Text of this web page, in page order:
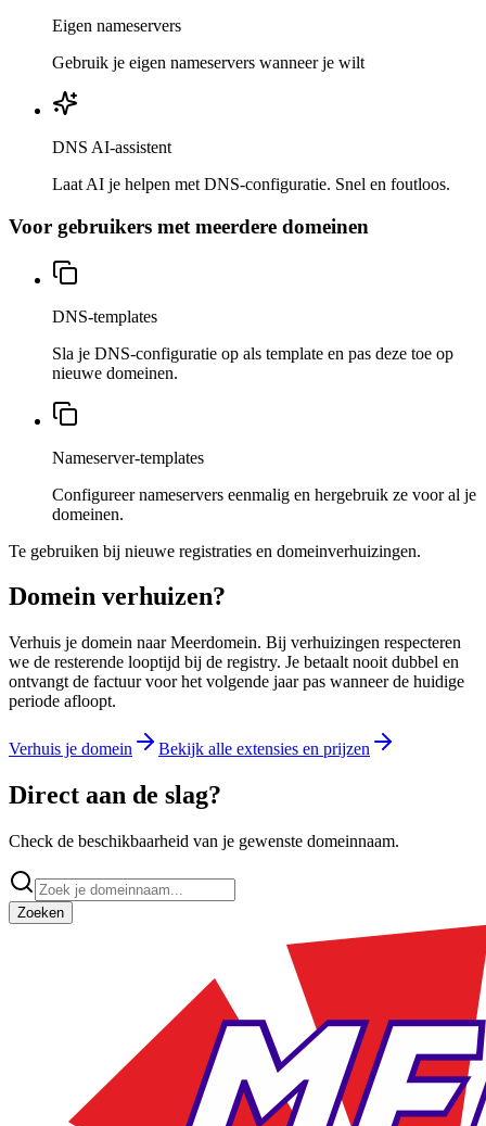
Eigen nameservers
Gebruik je eigen nameservers wanneer je wilt
DNS AI-assistent
Laat AI je helpen met DNS-configuratie. Snel en foutloos.
Voor gebruikers met meerdere domeinen
DNS-templates
Sla je DNS-configuratie op als template en pas deze toe op
nieuwe domeinen.
Nameserver-templates
Configureer nameservers eenmalig en hergebruik ze voor al je
domeinen.
Te gebruiken bij nieuwe registraties en domeinverhuizingen.
Domein verhuizen?
Verhuis je domein naar Meerdomein. Bij verhuizingen respecteren
we de resterende looptijd bij de registry. Je betaalt nooit dubbel en
ontvangt de factuur voor het volgende jaar pas wanneer de huidige
periode afloopt.
Verhuis je domein Bekijk alle extensies en prijzen
Direct aan de slag?
Check de beschikbaarheid van je gewenste domeinnaam.
Zoeken